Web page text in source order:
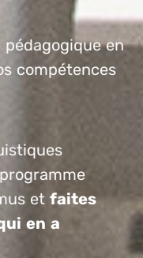
pédagogique en
compétences
et faites
en a